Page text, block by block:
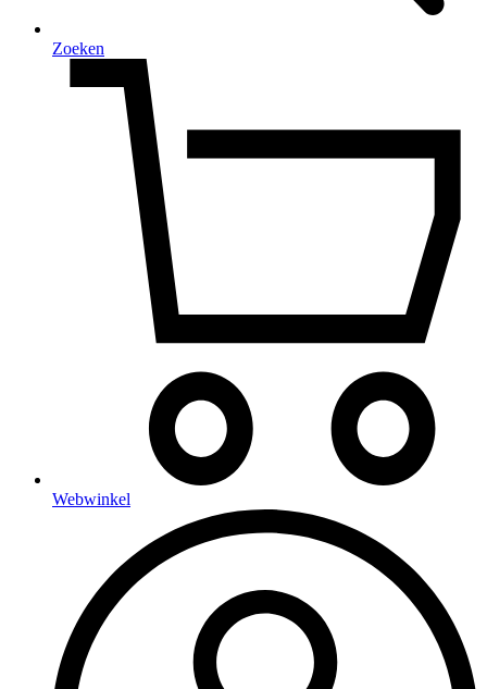
Zoeken
Webwinkel